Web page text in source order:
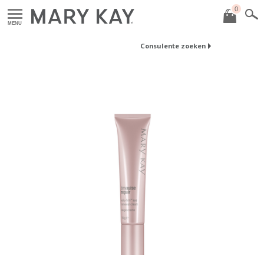
MENU
0
Consulente zoeken